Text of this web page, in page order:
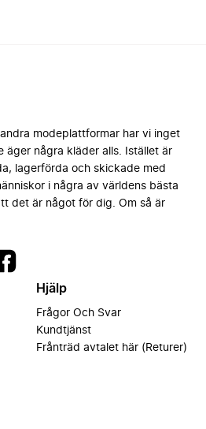
modeplattformar har vi inget
äger några kläder alls. Istället är
lagerförda och skickade med
i några av världens bästa
det är något för dig. Om så är
Hjälp
Frågor Och Svar
Kundtjänst
Frånträd avtalet här (Returer)